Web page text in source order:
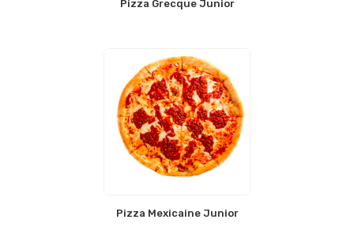
Pizza Grecque Junior
Pizza Mexicaine Junior